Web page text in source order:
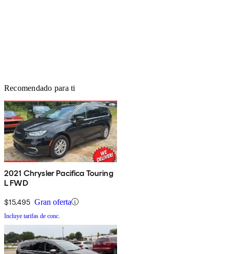
Recomendado para ti
2021 Chrysler Pacifica Touring
L FWD
$15,495 Gran oferta
Incluye tarifas de conc.